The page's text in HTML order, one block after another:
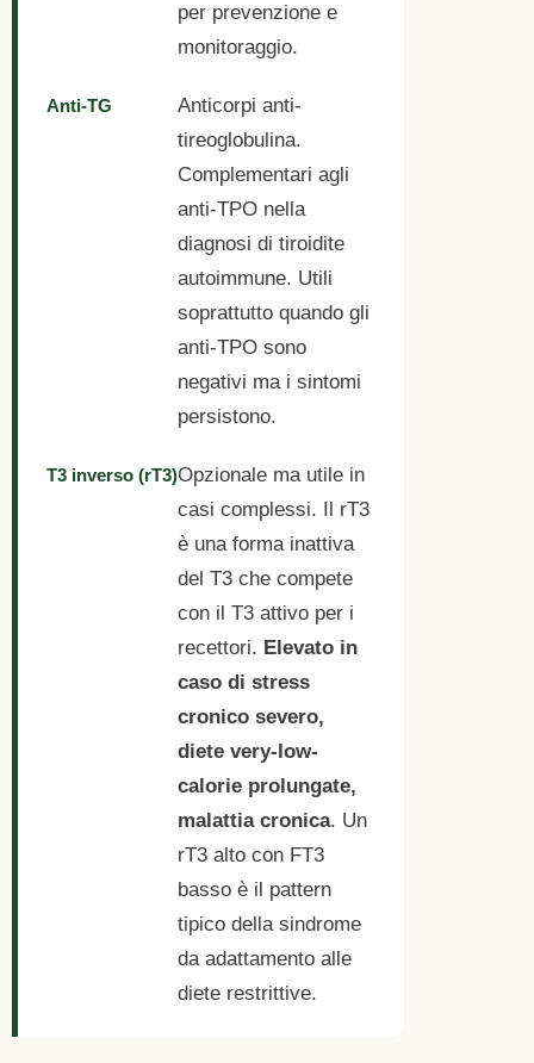
per prevenzione e
monitoraggio.
Anti-TG
Anticorpi anti-
tireoglobulina.
Complementari agli
anti-TPO nella
diagnosi di tiroidite
autoimmune. Utili
soprattutto quando gli
anti-TPO sono
negativi ma i sintomi
persistono.
T3 inverso (rT3)Opzionale ma utile in
casi complessi. Il rT3
è una forma inattiva
del T3 che compete
con il T3 attivo per i
recettori. Elevato in
caso di stress
cronico severo,
diete very-low-
calorie prolungate,
malattia cronica. Un
rT3 alto con FT3
basso è il pattern
tipico della sindrome
da adattamento alle
diete restrittive.